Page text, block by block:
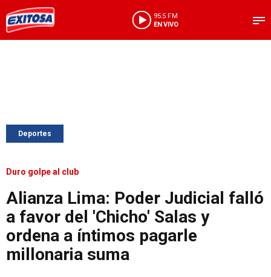
95.5 FM
EN VIVO
Deportes
Duro golpe al club
Alianza Lima: Poder Judicial falló
a favor del 'Chicho' Salas y
ordena a íntimos pagarle
millonaria suma